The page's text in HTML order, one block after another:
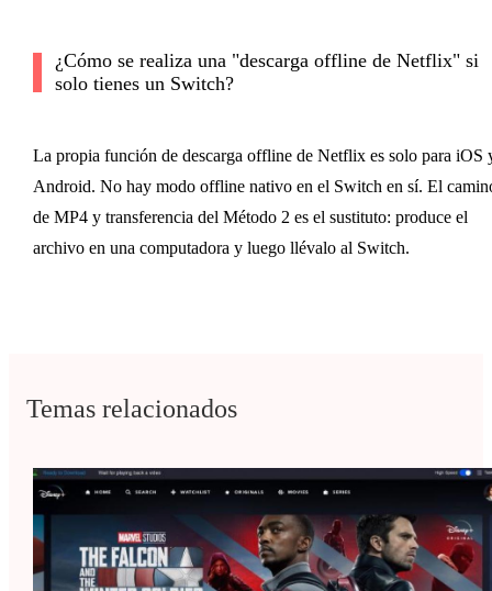
¿Cómo se realiza una "descarga offline de Netflix" si
solo tienes un Switch?
La propia función de descarga offline de Netflix es solo para iOS
Android. No hay modo offline nativo en el Switch en sí. El
de MP4 y transferencia del Método 2 es el sustituto: produce el
archivo en una computadora y luego llévalo al Switch.
Temas relacionados